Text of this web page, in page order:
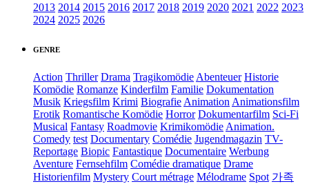
2013 2014 2015 2016 2017 2018 2019 2020 2021 2022 2023
2024 2025 2026
GENRE
Action Thriller Drama TragikomödieAbenteuer Historie
Komödie Romanze Kinderfilm Familie Dokumentation
Musik Kriegsfilm Krimi BiografieAnimationAnimationsfilm
Erotik Romantische Komödie Horror Dokumentarfilm Sci-Fi
Musical Fantasy Roadmovie KrimikomödieAnimation.
Comedy test Documentary Comédie Jugendmagazin TV-
Reportage Biopic Fantastique Documentaire Werbung
Aventure Fernsehfilm Comédie dramatique Drame
Historienfilm Mystery Court métrage Mélodrame Spot 가족